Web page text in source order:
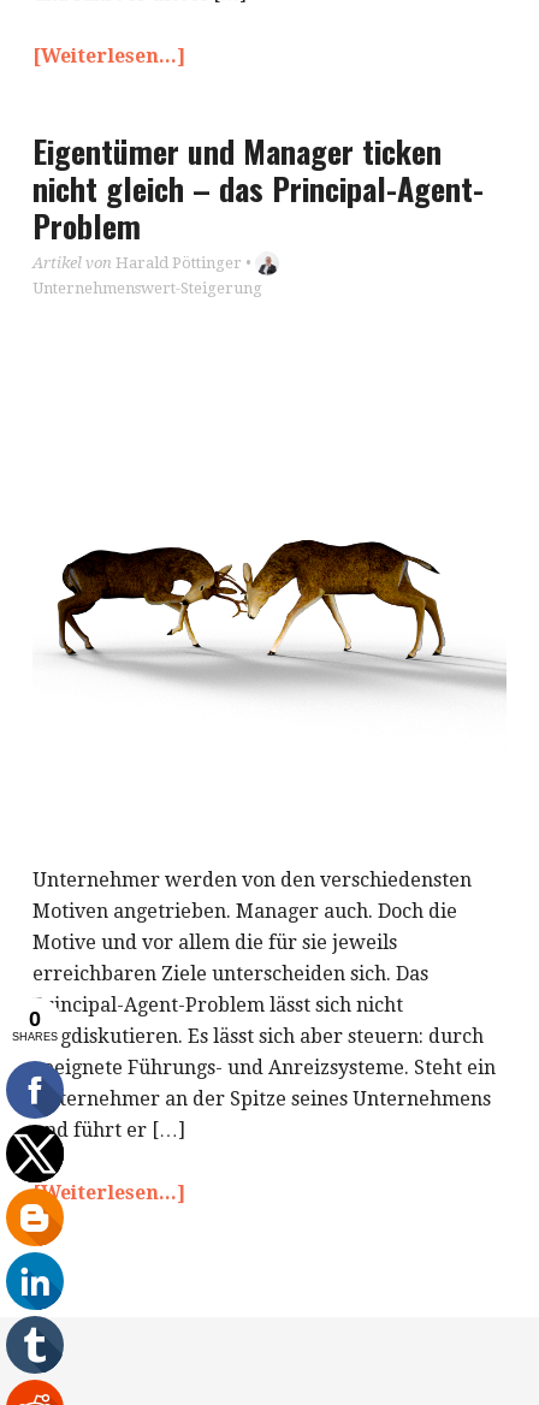
[Weiterlesen...]
Eigentümer und Manager ticken
nicht gleich – das Principal-Agent-
Problem
Artikel von Harald Pöttinger •
Unternehmenswert-Steigerung
Unternehmer werden von den verschiedensten
Motiven angetrieben. Manager auch. Doch die
Motive und vor allem die für sie jeweils
erreichbaren Ziele unterscheiden sich. Das
Principal-Agent-Problem lässt sich nicht
wegdiskutieren. Es lässt sich aber steuern: durch
geeignete Führungs- und Anreizsysteme. Steht ein
Unternehmer an der Spitze seines Unternehmens
und führt er […]
[Weiterlesen...]